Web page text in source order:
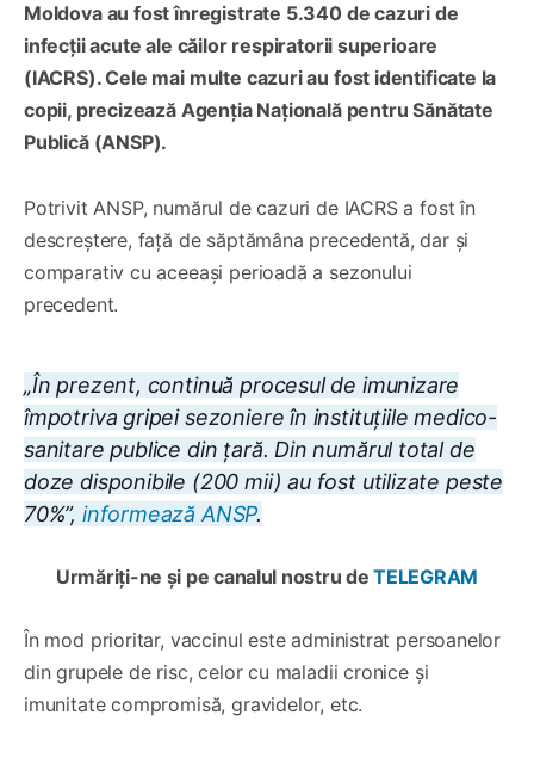
Moldova au fost înregistrate 5.340 de cazuri de
infecții acute ale căilor respiratorii superioare
(IACRS). Cele mai multe cazuri au fost identificate la
copii, precizează Agenția Națională pentru Sănătate
Publică (ANSP).
Potrivit ANSP, numărul de cazuri de IACRS a fost în
descreștere, față de săptămâna precedentă, dar și
comparativ cu aceeași perioadă a sezonului
precedent.
„În prezent, continuă procesul de imunizare
împotriva gripei sezoniere în instituțiile medico-
sanitare publice din țară. Din numărul total de
doze disponibile (200 mii) au fost utilizate peste
70%”, informează ANSP.
Urmăriți-ne și pe canalul nostru de TELEGRAM
În mod prioritar, vaccinul este administrat persoanelor
din grupele de risc, celor cu maladii cronice și
imunitate compromisă, gravidelor, etc.